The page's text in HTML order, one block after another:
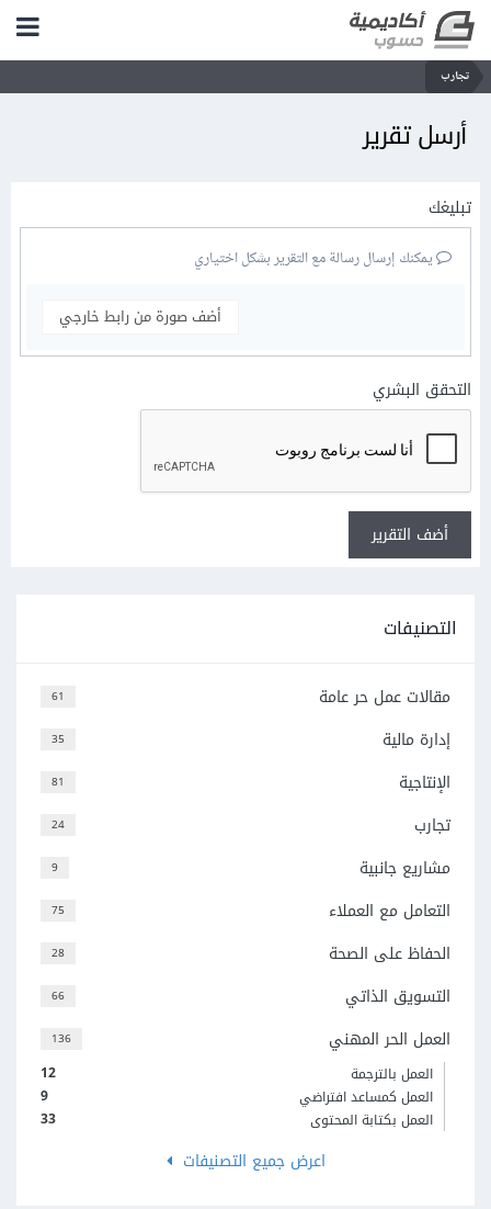
تجارب
أرسل تقرير
تبليغك
يمكنك إرسال رسالة مع التقرير بشكل اختياري
أضف صورة من رابط خارجي
التحقق البشري
أضف التقرير
التصنيفات
61 مقالات عمل حر عامة
35 إدارة مالية
81 الإنتاجية
24 تجارب
9 مشاريع جانبية
75 التعامل مع العملاء
28 الحفاظ على الصحة
66 التسويق الذاتي
136 العمل الحر المهني
12
العمل بالترجمة
9
العمل كمساعد افتراضي
33
العمل بكتابة المحتوى
اعرض جميع التصنيفات